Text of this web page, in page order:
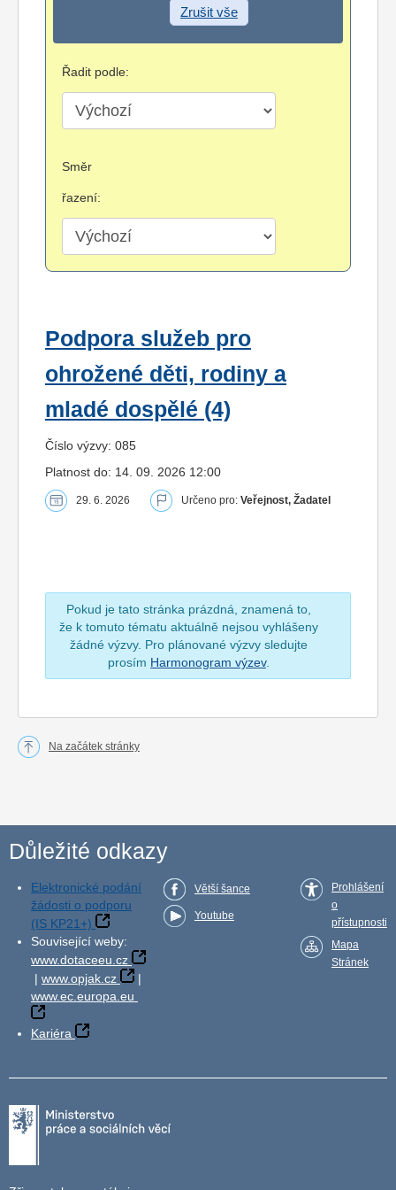
Zrušit vše
Řadit podle:
Směr
řazení:
Podpora služeb pro
ohrožené děti, rodiny a
mladé dospělé (4)
Číslo výzvy: 085
Platnost do: 14. 09. 2026 12:00
29. 6. 2026 Určeno pro: Veřejnost, Žadatel
Pokud je tato stránka prázdná, znamená to,
že k tomuto tématu aktuálně nejsou vyhlášeny
žádné výzvy. Pro plánované výzvy sledujte
prosím Harmonogram výzev.
Na začátek stránky
Důležité odkazy
Elektronické podání
žádosti o podporu
(IS KP21+)
Související weby:
www.dotaceeu.cz
| www.opjak.cz
|
www.ec.europa.eu
Kariéra
Větší šance
Youtube
Prohlášení
o
přístupnosti
Mapa
Stránek